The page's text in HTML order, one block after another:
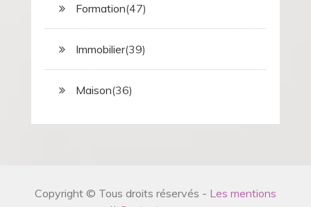
Formation(47)
Immobilier(39)
Maison(36)
Copyright © Tous droits réservés - Les mentions